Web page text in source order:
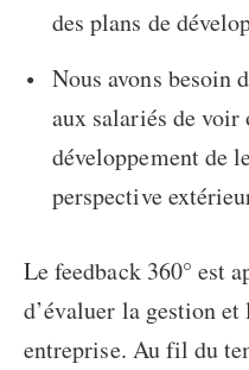
des plans de
Nous avons besoin
aux salariés de
développement de
perspective
Le feedback 360° est
d’évaluer la gestion et
entreprise. Au fil du